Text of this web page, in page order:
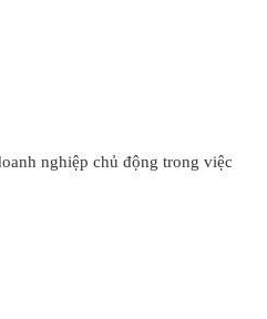
nghiệp chủ động trong việc